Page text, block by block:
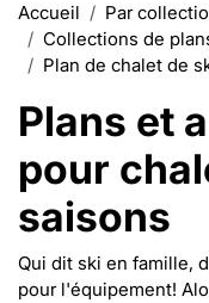
Accueil
Par
Collections de
Plan de chalet de
Plans et
pour
saisons
Qui dit ski en famille,
pour l'équipement!